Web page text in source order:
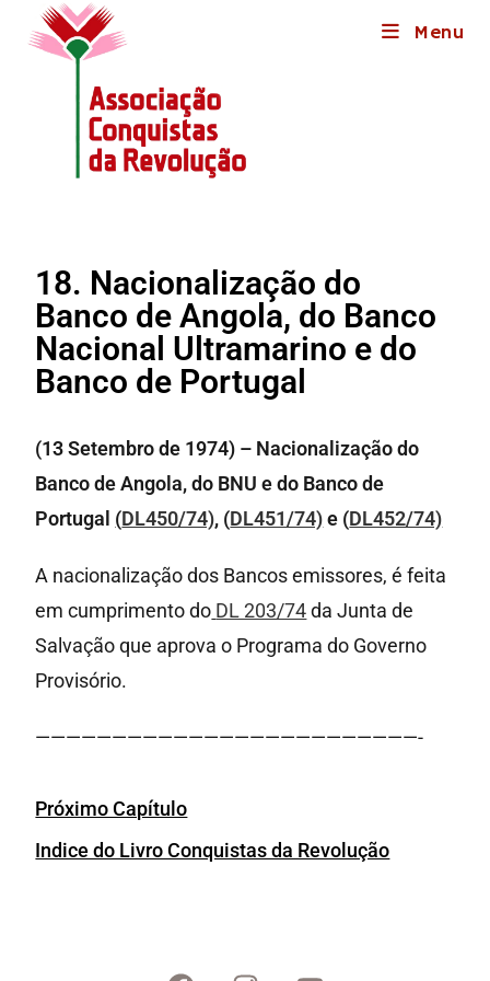
Menu
18. Nacionalização do
Banco de Angola, do Banco
Nacional Ultramarino e do
Banco de Portugal
(13 Setembro de 1974) – Nacionalização do
Banco de Angola, do BNU e do Banco de
Portugal (DL450/74), (DL451/74)e (DL452/74)
A nacionalização dos Bancos emissores, é feita
em cumprimento do DL 203/74 da Junta de
Salvação que aprova o Programa do Governo
Provisório.
—————————————————————————-
Próximo Capítulo
Indice do Livro Conquistas da Revolução